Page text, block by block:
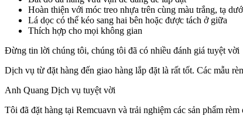
Hoàn thiện với móc treo nhựa trên cùng màu trắng, tạ
Lá dọc có thể kéo sang hai bên hoặc được tách ở giữa
Thích hợp cho mọi không gian
Đừng tin lời chúng tôi, chúng tôi đã có nhiều đánh giá tuyệt vời
Dịch vụ từ đặt hàng đến giao hàng lắp đặt là rất tốt. Các mẫu
Anh Quang Dịch vụ tuyệt vời
Tôi đã đặt hàng tại Remcuavn và trải nghiệm các sản phẩm